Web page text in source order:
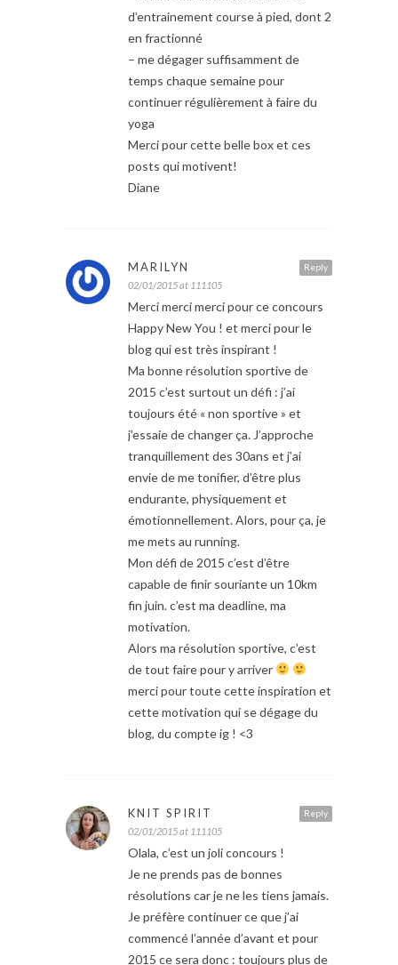
d’entrainement course à pied, dont 2
en fractionné
– me dégager suffisamment de
temps chaque semaine pour
continuer régulièrement à faire du
yoga
Merci pour cette belle box et ces
posts qui motivent!
Diane
Reply
MARILYN
02/01/2015 at 111105
Merci merci merci pour ce concours
Happy New You ! et merci pour le
blog qui est très inspirant !
Ma bonne résolution sportive de
2015 c’est surtout un défi : j’ai
toujours été « non sportive » et
j’essaie de changer ça. J’approche
tranquillement des 30ans et j’ai
envie de me tonifier, d’être plus
endurante, physiquement et
émotionnellement. Alors, pour ça, je
me mets au running.
Mon défi de 2015 c’est d’être
capable de finir souriante un 10km
fin juin. c’est ma deadline, ma
motivation.
Alors ma résolution sportive, c’est
de tout faire pour y arriver
merci pour toute cette inspiration et
cette motivation qui se dégage du
blog, du compte ig ! <3
Reply
KNIT SPIRIT
02/01/2015 at 111105
Olala, c’est un joli concours !
Je ne prends pas de bonnes
résolutions car je ne les tiens jamais.
Je préfère continuer ce que j’ai
commencé l’année d’avant et pour
2015 ce sera donc : toujours plus de